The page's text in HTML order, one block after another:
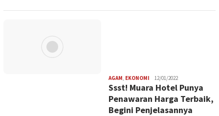
AGAM, EKONOMI Redaksi
12/01/2022
Ssst! Muara Hotel Punya
Penawaran Harga Terbaik,
Begini Penjelasannya